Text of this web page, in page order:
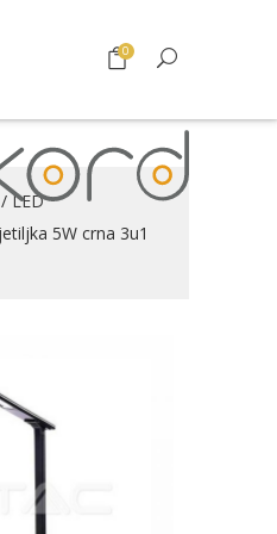
0
/LED
5W crna 3u1